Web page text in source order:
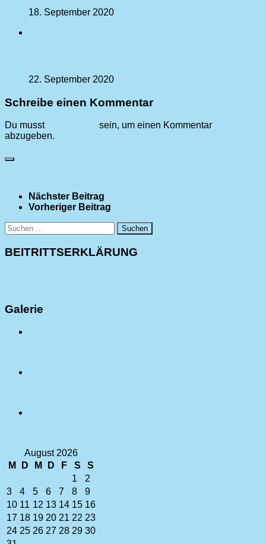
18. September 2020
22. September 2020
Schreibe einen Kommentar
Du musst
sein, um einen Kommentar
abzugeben.
Nächster Beitrag
Vorheriger Beitrag
Suchen
nach:
BEITRITTSERKLÄRUNG
Galerie
August 2026
M
D M D F S
S
1
2
3
4 5 6 7 8
9
10 11 12 13 14 15 16
17 18 19 20 21 22 23
24 25 26 27 28 29 30